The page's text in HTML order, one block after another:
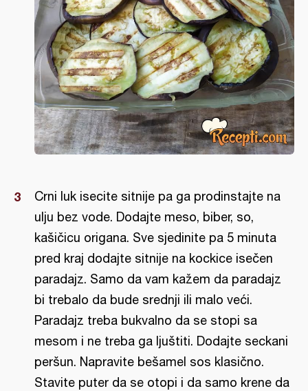
Crni luk isecite sitnije pa ga prodinstajte na
ulju bez vode. Dodajte meso, biber, so,
kašičicu origana. Sve sjedinite pa 5 minuta
pred kraj dodajte sitnije na kockice isečen
paradajz. Samo da vam kažem da paradajz
bi trebalo da bude srednji ili malo veći.
Paradajz treba bukvalno da se stopi sa
mesom i ne treba ga ljuštiti. Dodajte seckani
peršun. Napravite bešamel sos klasično.
Stavite puter da se otopi i da samo krene da